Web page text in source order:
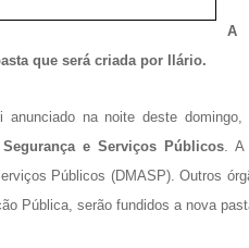
A
que será criada por Ilário.
anunciado na noite deste
e Serviços Públicos. A
Públicos (DMASP). Outros
Pública, serão fundidos a nova